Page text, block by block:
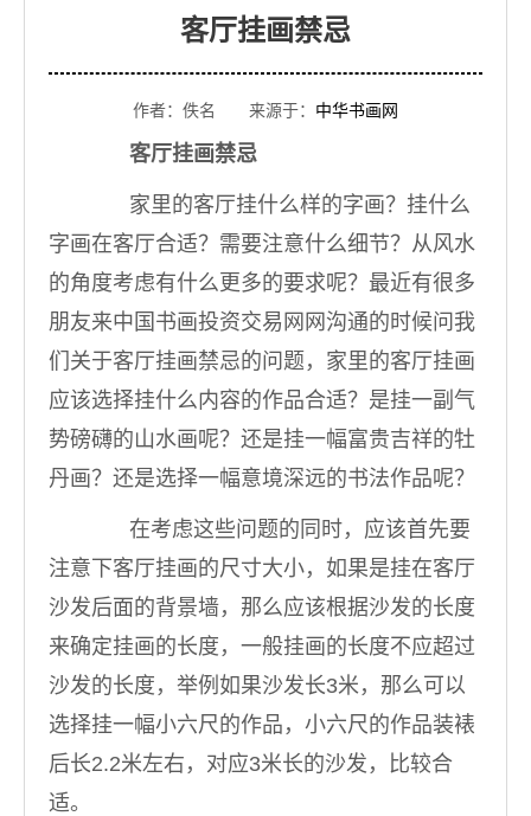
客厅挂画禁忌
作者：佚名 来源于： 中华书画网
客厅挂画禁忌
家里的客厅挂什么样的字画？挂什么
字画在客厅合适？需要注意什么细节？从风水
的角度考虑有什么更多的要求呢？最近有很多
朋友来中国书画投资交易网网沟通的时候问我
们关于客厅挂画禁忌的问题，家里的客厅挂画
应该选择挂什么内容的作品合适？是挂一副气
势磅礴的山水画呢？还是挂一幅富贵吉祥的牡
丹画？还是选择一幅意境深远的书法作品呢？
在考虑这些问题的同时，应该首先要
注意下客厅挂画的尺寸大小，如果是挂在客厅
沙发后面的背景墙，那么应该根据沙发的长度
来确定挂画的长度，一般挂画的长度不应超过
沙发的长度，举例如果沙发长3米，那么可以
选择挂一幅小六尺的作品，小六尺的作品装裱
后长2.2米左右，对应3米长的沙发，比较合
适。